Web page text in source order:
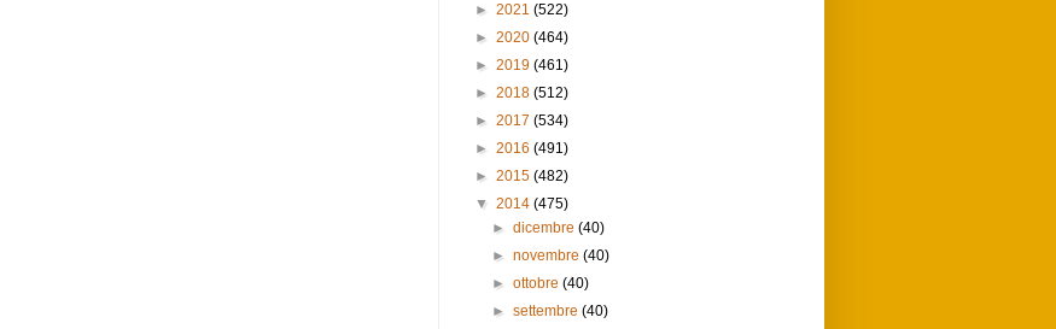
► 2021 (522)
► 2020 (464)
► 2019 (461)
► 2018 (512)
► 2017 (534)
► 2016 (491)
► 2015 (482)
▼ 2014 (475)
►dicembre(40)
►novembre(40)
►ottobre(40)
►settembre(40)